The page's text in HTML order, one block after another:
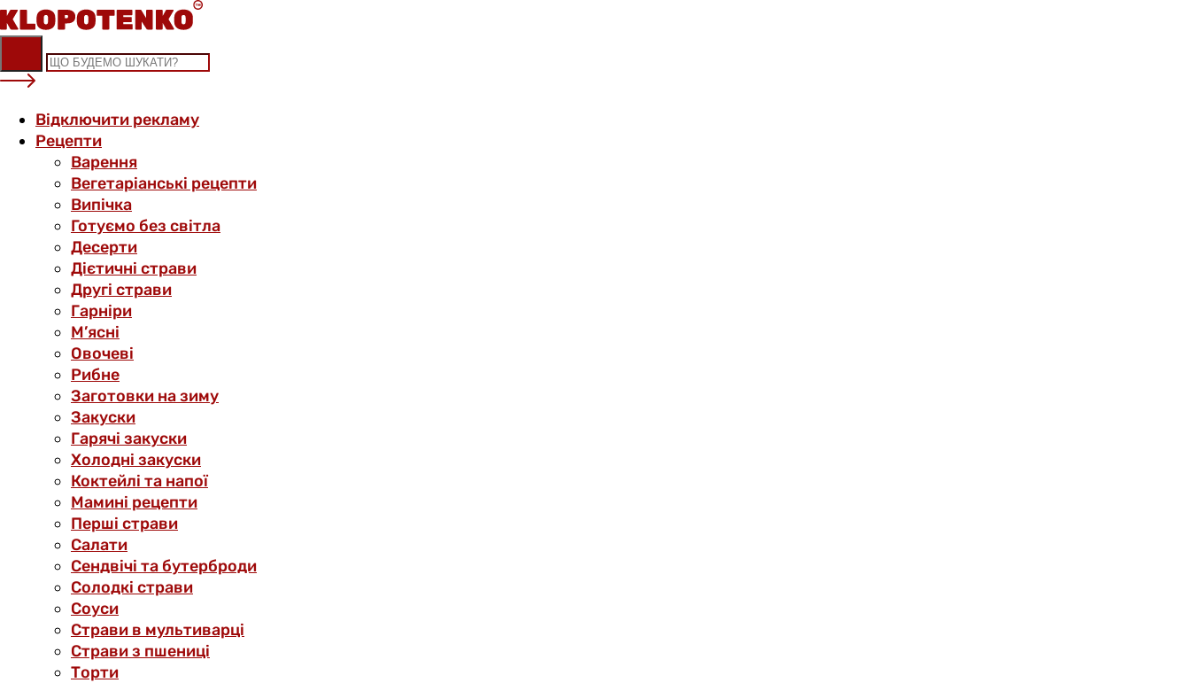
Skip
to
content
Відключити рекламу
Рецепти
Варення
Вегетаріанські рецепти
Випічка
Готуємо без світла
Десерти
Дієтичні страви
Другі страви
Гарніри
М’ясні
Овочеві
Рибне
Заготовки на зиму
Закуски
Гарячі закуски
Холодні закуски
Коктейлі та напої
Мамині рецепти
Перші страви
Салати
Сендвічі та бутерброди
Солодкі страви
Соуси
Страви в мультиварці
Страви з пшениці
Торти